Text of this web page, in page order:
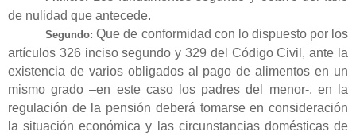
de nulidad que antecede.
Segundo:Que de conformidad con lo dispuesto por los
artículos 326 inciso segundo y 329 del Código Civil, ante la
existencia de varios obligados al pago de alimentos en un
mismo grado –en este caso los padres del menor-, en la
regulación de la pensión deberá tomarse en consideración
la situación económica y las circunstancias domésticas de